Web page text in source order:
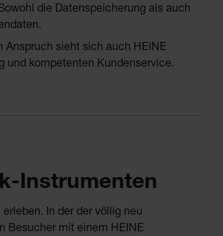
die Datenspeicherung als auch
Anspruch sieht sich auch HEINE
und kompetenten Kundenservice.
Instrumenten
In der der völlig neu
Besucher mit einem HEINE